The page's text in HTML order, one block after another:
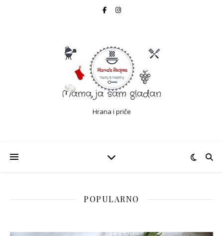
Hrana i priče
POPULARNO